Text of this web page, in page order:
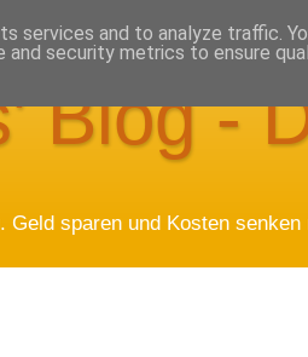
Blog -
Geld sparen und Kosten
services and to analyze traffic.
and security metrics to ensure